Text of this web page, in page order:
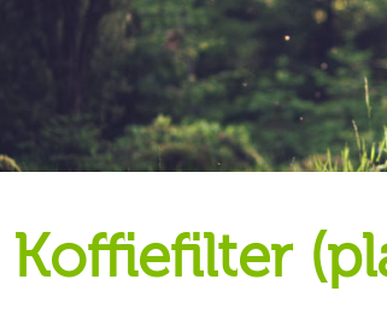
koffiefilter